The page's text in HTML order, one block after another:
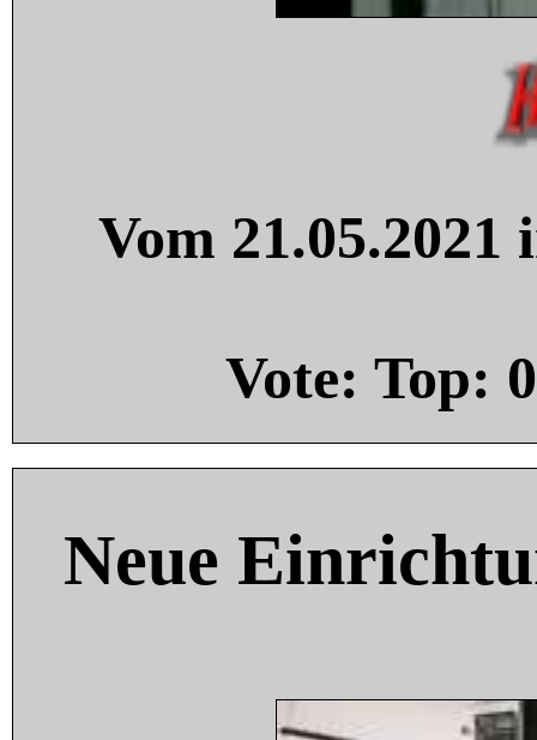
Vom
Vote: Top: 0
Neue